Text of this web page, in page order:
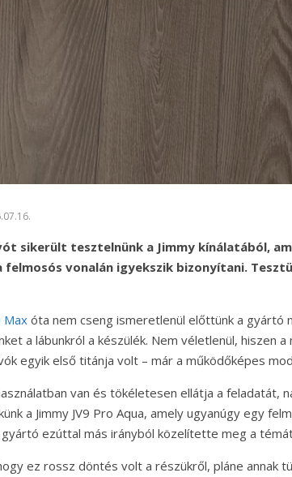
sikerült tesztelnünk a Jimmy kínálatából,
vonalán igyekszik bizonyítani.
Max óta nem cseng ismeretlenül előttünk a gyártó
a lábunkról a készülék. Nem véletlenül, hiszen
egyik első titánja volt – már a működőképes
van és tökéletesen ellátja a feladatát,
a Jimmy JV9 Pro Aqua, amely ugyanúgy egy
ezúttal más irányból közelítette meg a
ez rossz döntés volt a részükről, pláne annak